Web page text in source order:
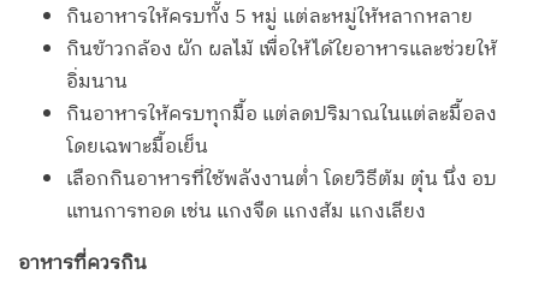
กินอาหารให้ครบทั้ง 5 หมู่ แต่ละหมู่ให้หลากหลาย
กินข้าวกล้อง ผัก ผลไม้ เพื่อให้ได้ใยอาหารและช่วยให้
อิ่มนาน
กินอาหารให้ครบทุกมื้อ แต่ลดปริมาณในแต่ละมื้อลง
โดยเฉพาะมื้อเย็น
เลือกกินอาหารที่ใช้พลังงานต่ำ โดยวิธีต้ม ตุ๋น นึ่ง อบ
แทนการทอด เช่น แกงจืด แกงส้ม แกงเลียง
อาหารที่ควรกิน